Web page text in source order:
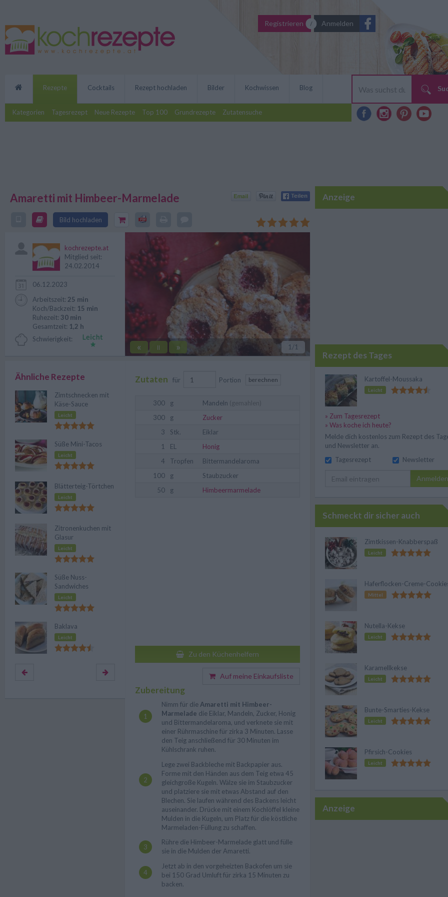
Registrieren Anmelden
Rezepte
Kategorien Tagesrezept Neue Rezepte Top 100 Grundrezepte Zutatensuche
Cocktails Rezept hochladen Bilder Kochwissen Blog
Amaretti mit Himbeer-Marmelade
Bild hochladen
schmecken zur jeder Jahreszeit. Die feinen süßen Kekse
werden aber gerne zu Weihnachten gebacken.
« || » 1 /1
kochrezepte.at
Mitglied seit:
24.02.2014
06.12.2023
Arbeitszeit: 25 min
Koch/Backzeit: 15 min
Ruhezeit: 30 min
Gesamtzeit: 1,2 h
Schwierigkeit:
Zutaten für Portion berechnen
300 g Mandeln (gemahlen)
300
g
Zucker
3
Stk.
Eiklar
1
EL
Honig
4
Tropfen
Bittermandelaroma
100
g
Staubzucker
50
g Himbeermarmelade
Zu den Küchenhelfern
Auf meine Einkaufsliste
Zubereitung
Nimm für die Amaretti mit Himbeer-
Marmelade die Eiklar, Mandeln, Zucker, Honig
und Bittermandelaroma, und verknete sie mit
einer Rührmaschine für zirka 3 Minuten. Lasse
den Teig anschließend für 30 Minuten im
Kühlschrank ruhen.
Lege zwei Backbleche mit Backpapier aus.
Forme mit den Händen aus dem Teig etwa 45
gleichgroße Kugeln. Wälze sie im Staubzucker
und platziere sie mit etwas Abstand auf den
Blechen. Sie laufen während des Backens leicht
auseinander. Drücke mit einem Kochlöffel kleine
Mulden in die Kugeln, um Platz für die köstliche
Marmeladen-Füllung zu schaffen.
Rühre die Himbeer-Marmelade glatt und fülle
sie in die Mulden der Amaretti.
Jetzt ab in den vorgeheizten Backofen um sie
bei 150 Grad Umluft für zirka 15 Minuten zu
backen.
Ähnliche Rezepte
Zimtschnecken mit
Käse-Sauce
Leicht
Süße Mini-Tacos
Leicht
Blätterteig-Törtchen
Leicht
Zitronenkuchen mit
Glasur
Leicht
Süße Nuss-
Sandwiches
Leicht
Baklava
Leicht
Anzeige
Rezept des Tages
Kartoffel-Moussaka
Leicht
» Zum Tagesrezept
» Was koche ich heute?
Melde dich kostenlos zum Rezept des
und Newsletter an.
Tagesrezept
Newsletter
Anmelden
Schmeckt dir sicher auch
Zimtkissen-Knabberspaß
Leicht
Haferflocken-Creme-
Mittel
Nutella-Kekse
Leicht
Karamellkekse
Leicht
Bunte-Smarties-Kekse
Leicht
Pfirsich-Cookies
Leicht
Anzeige